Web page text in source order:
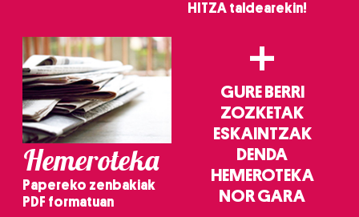
HITZA taldearekin!
Hemeroteka
Papereko zenbakiak
PDF formatuan
+
GURE BERRI
ZOZKETAK
ESKAINTZAK
DENDA
HEMEROTEKA
NOR GARA